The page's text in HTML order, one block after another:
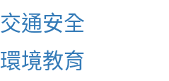
交通安全
環境教育